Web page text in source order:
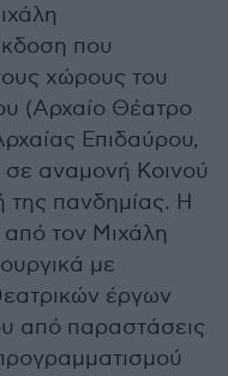
που
χώρους του
(Αρχαίο Θέατρο
Επιδαύρου,
σε αναμονή Κοινού
της πανδημίας. Η
τον Μιχάλη
με
έργων
από παραστάσεις